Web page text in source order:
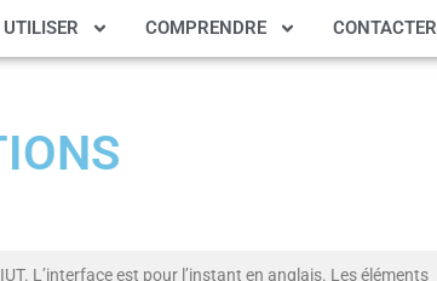
UTILISER COMPRENDRE CONTACTER
L’interface est pour l’instant en anglais. Les éléments